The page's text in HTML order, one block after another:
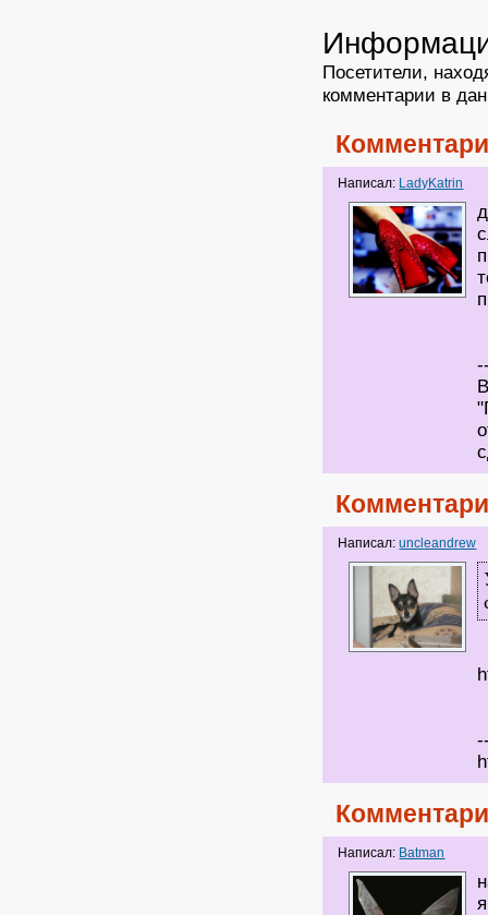
Посетители,
комментарии в
Написал: LadyKatrin
Написал:uncleandrew
Написал: Batman